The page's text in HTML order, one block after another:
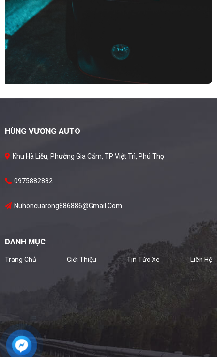
HÙNG VƯƠNG AUTO
Khu Hà Liễu, Phường Gia Cẩm, TP Việt Trì, Phú Thọ
0975882882
Nuhoncuarong886886@gmail.com
DANH MỤC
Trang Chủ Giới Thiệu Tin Tức Xe Liên Hệ